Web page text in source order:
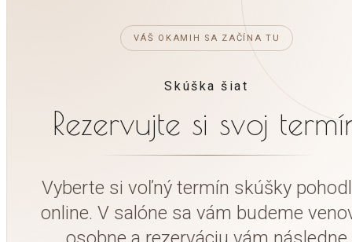
VÁŠ OKAMIH SA ZAČÍNA TU
Skúška šiat
Rezervujte si svoj
Vyberte si voľný termín skúšky
online. V salóne sa vám budeme